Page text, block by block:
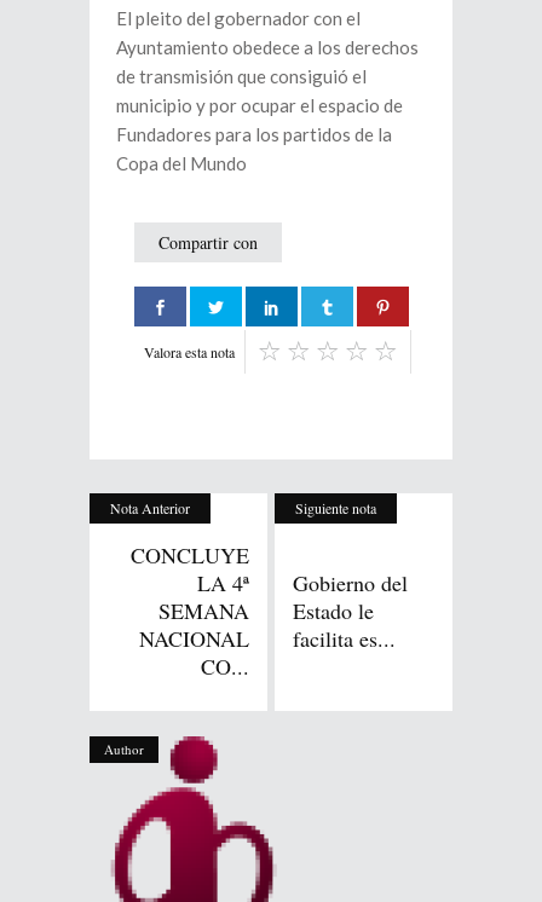
El pleito del gobernador con el
Ayuntamiento obedece a los derechos
de transmisión que consiguió el
municipio y por ocupar el espacio de
Fundadores para los partidos de la
Copa del Mundo
Compartir con
Valora esta nota
Nota Anterior
CONCLUYE
LA 4ª
SEMANA
NACIONAL
CO...
Siguiente nota
Gobierno del
Estado le
facilita es...
Author